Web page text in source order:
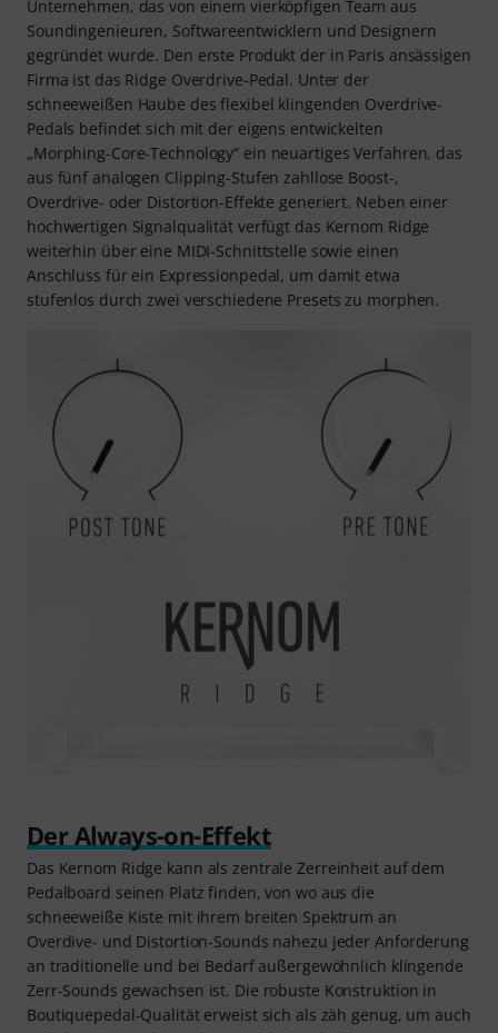
Unternehmen, das von einem vierköpfigen Team aus
Soundingenieuren, Softwareentwicklern und Designern
gegründet wurde. Den erste Produkt der in Paris ansässigen
Firma ist das Ridge Overdrive-Pedal. Unter der
schneeweißen Haube des flexibel klingenden Overdrive-
Pedals befindet sich mit der eigens entwickelten
„Morphing-Core-Technology“ ein neuartiges Verfahren, das
aus fünf analogen Clipping-Stufen zahllose Boost-,
Overdrive- oder Distortion-Effekte generiert. Neben einer
hochwertigen Signalqualität verfügt das Kernom Ridge
weiterhin über eine MIDI-Schnittstelle sowie einen
Anschluss für ein Expressionpedal, um damit etwa
stufenlos durch zwei verschiedene Presets zu morphen.
Der Always-on-Effekt
Das Kernom Ridge kann als zentrale Zerreinheit auf dem
Pedalboard seinen Platz finden, von wo aus die
schneeweiße Kiste mit ihrem breiten Spektrum an
Overdive- und Distortion-Sounds nahezu jeder Anforderung
an traditionelle und bei Bedarf außergewöhnlich klingende
Zerr-Sounds gewachsen ist. Die robuste Konstruktion in
Boutiquepedal-Qualität erweist sich als zäh genug, um auch